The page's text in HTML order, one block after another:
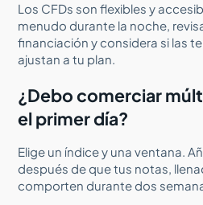
Los CFDs son flexibles y
menudo durante la noche,
financiación y considera si las
ajustan a tu plan.
¿Debo comerciar
el primer día?
Elige un índice y una ventana.
después de que tus notas,
comporten durante dos